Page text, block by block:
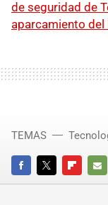
de seguridad de
aparcamiento del
FACEBOOKTWITTER
E-
TEMAS